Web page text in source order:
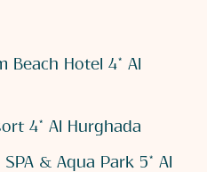
Beach Hotel 4* AI
4* AI Hurghada
& Aqua Park 5* AI